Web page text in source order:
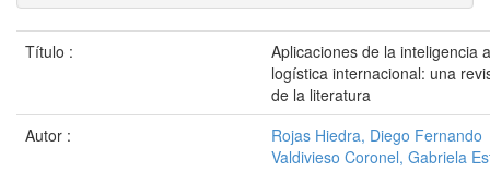
Título :
Aplicaciones de la inteligencia
logística internacional: una
de la literatura
Autor :
Rojas Hiedra, Diego Fernando
Valdivieso Coronel, Gabriela